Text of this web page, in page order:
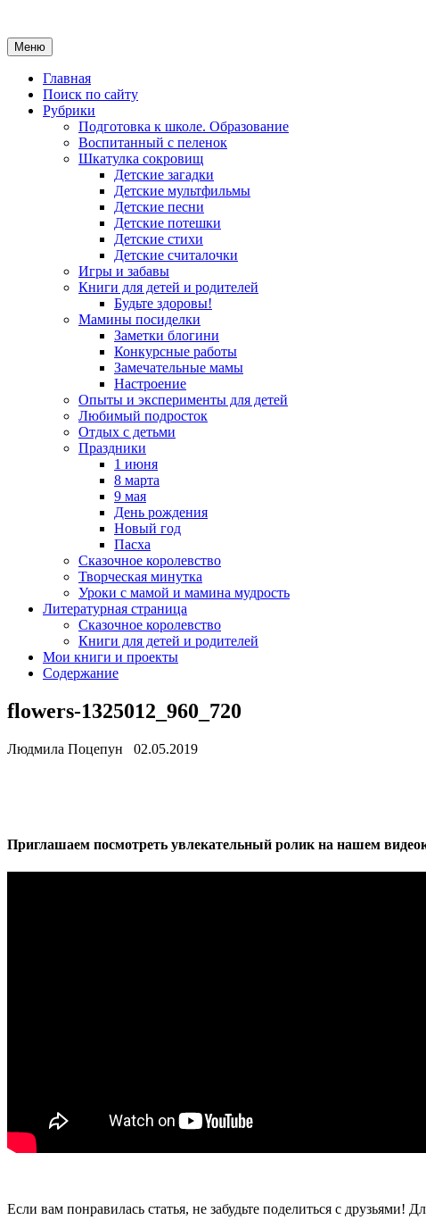
Меню
Главная
Поиск по сайту
Рубрики
Подготовка к школе. Образование
Воспитанный с пеленок
Шкатулка сокровищ
Детские загадки
Детские мультфильмы
Детские песни
Детские потешки
Детские стихи
Детские считалочки
Игры и забавы
Книги для детей и родителей
Будьте здоровы!
Мамины посиделки
Заметки блогини
Конкурсные работы
Замечательные мамы
Настроение
Опыты и эксперименты для детей
Любимый подросток
Отдых с детьми
Праздники
1 июня
8 марта
9 мая
День рождения
Новый год
Пасха
Сказочное королевство
Творческая минутка
Уроки с мамой и мамина мудрость
Литературная страница
Сказочное королевство
Книги для детей и родителей
Мои книги и проекты
Содержание
flowers-1325012_960_720
Людмила Поцепун 02.05.2019
Приглашаем посмотреть увлекательный ролик на нашем
Если вам понравилась статья, не забудьте поделиться с друзьями!